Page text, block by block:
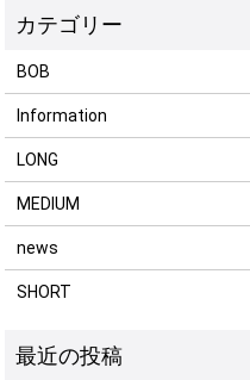
BOB
Information
LONG
MEDIUM
news
SHORT